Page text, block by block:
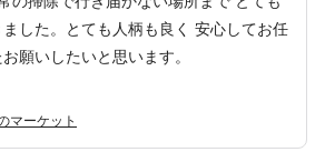
した。とても人柄も良く 安心してお任
願いしたいと思います。
マーケット